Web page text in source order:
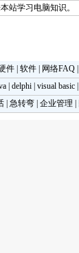
站学习电脑知识。
件| 软件| 网络FAQ|
| delphi| visual basic|
| 急转弯| 企业管理